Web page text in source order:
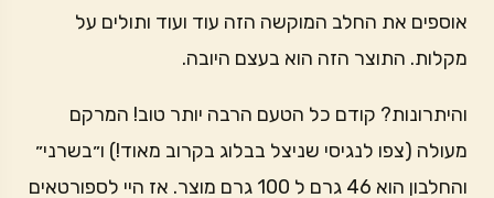
אוספים את החלב המוקשה הזה עוד ועוד ותולים על
מקלות. התוצר הזה הוא בעצם היובה.
והיתרונות? קודם כל הטעם הרבה יותר טוב! המרקם
מעולה (צפו לנגיסי שניצל בבלוג בקרוב מאוד!) ו״בשרני״
והחלבון הוא 46 גרם ל 100 גרם מוצר. אז היי לספורטאים